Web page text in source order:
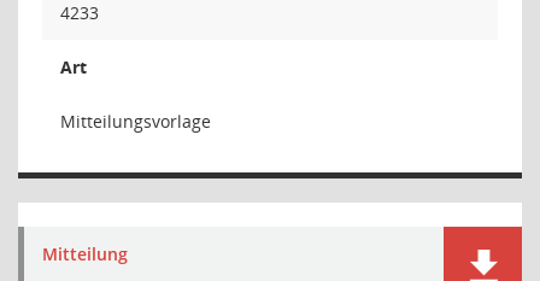
4233
Art
Mitteilungsvorlage
Mitteilung